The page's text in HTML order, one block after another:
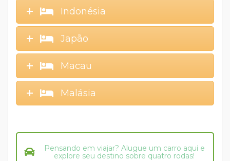
Indonésia
Japão
Macau
Malásia
Pensando em viajar? Alugue um carro aqui e
explore seu destino sobre quatro rodas!